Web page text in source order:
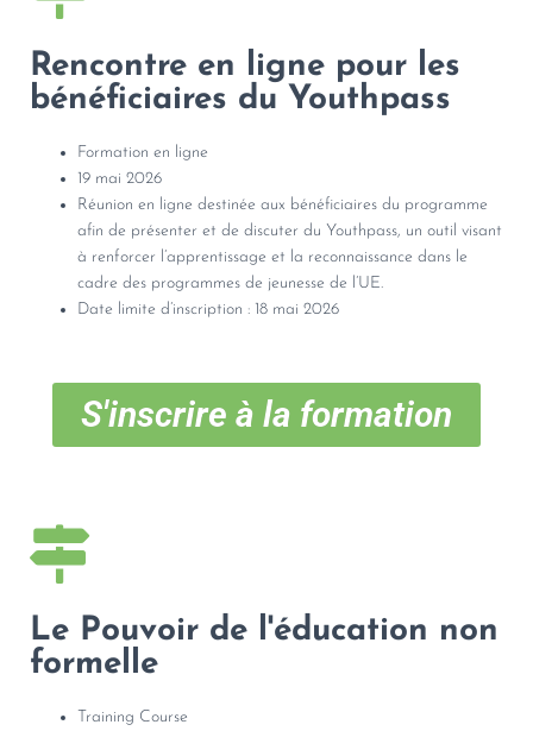
Rencontre en ligne pour les
bénéficiaires du Youthpass
Formation en ligne
19 mai 2026
Réunion en ligne destinée aux bénéficiaires du programme
afin de présenter et de discuter du Youthpass, un outil visant
à renforcer l’apprentissage et la reconnaissance dans le
cadre des programmes de jeunesse de l’UE.
Date limite d’inscription : 18 mai 2026
S'inscrire à la formation
Le Pouvoir de l'éducation non
formelle
Training Course